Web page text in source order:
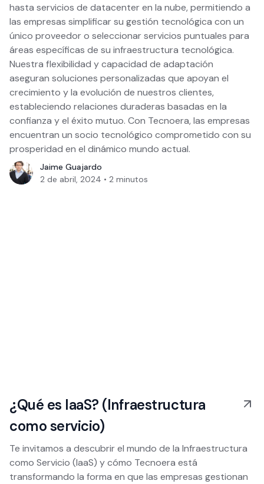
hasta servicios de datacenter en la nube, permitiendo a
las empresas simplificar su gestión tecnológica con un
único proveedor o seleccionar servicios puntuales para
áreas específicas de su infraestructura tecnológica.
Nuestra flexibilidad y capacidad de adaptación
aseguran soluciones personalizadas que apoyan el
crecimiento y la evolución de nuestros clientes,
estableciendo relaciones duraderas basadas en la
confianza y el éxito mutuo. Con Tecnoera, las empresas
encuentran un socio tecnológico comprometido con su
prosperidad en el dinámico mundo actual.
Jaime Guajardo
2 de abril, 2024 • 2 minutos
¿Qué es IaaS? (Infraestructura
como servicio)
Te invitamos a descubrir el mundo de la Infraestructura
como Servicio (IaaS) y cómo Tecnoera está
transformando la forma en que las empresas gestionan